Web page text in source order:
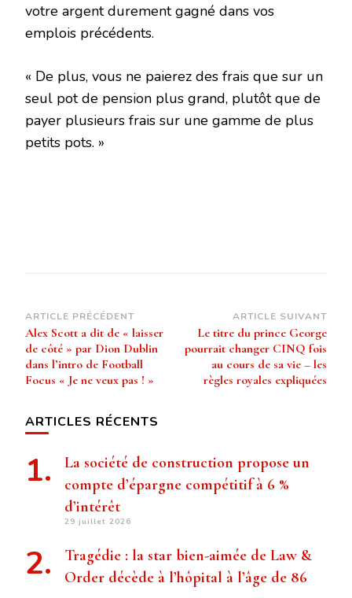
votre argent durement gagné dans vos
emplois précédents.
« De plus, vous ne paierez des frais que sur un
seul pot de pension plus grand, plutôt que de
payer plusieurs frais sur une gamme de plus
petits pots. »
Navigation
d’article
ARTICLE PRÉCÉDENT
Alex Scott a dit de « laisser
de côté » par Dion Dublin
dans l’intro de Football
Focus « Je ne veux pas ! »
ARTICLE SUIVANT
Le titre du prince George
pourrait changer CINQ fois
au cours de sa vie – les
règles royales expliquées
ARTICLES RÉCENTS
La société de construction propose un
compte d’épargne compétitif à 6 %
d’intérêt
29 juillet 2026
Tragédie : la star bien-aimée de Law &
Order décède à l’hôpital à l’âge de 86